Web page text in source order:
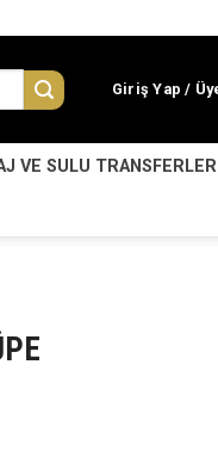
Giriş Yap
VE SULU TRANSFERLER